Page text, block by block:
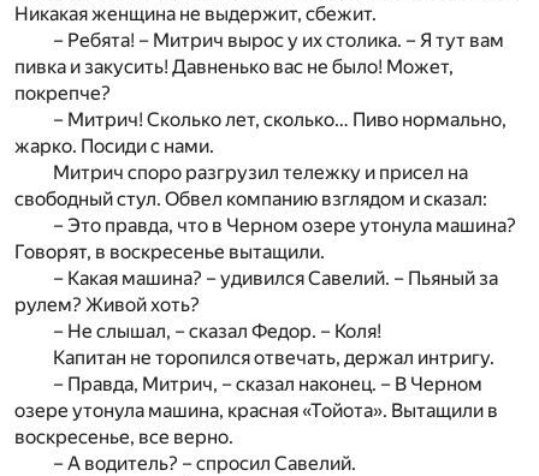
Никакая женщина не выдержит, сбежит.
– Ребята! – Митрич вырос у их столика. – Я тут вам
пивка и закусить! Давненько вас не было! Может,
покрепче?
– Митрич! Сколько лет, сколько… Пиво нормально,
жарко. Посиди с нами.
Митрич споро разгрузил тележку и присел на
свободный стул. Обвел компанию взглядом и сказал:
– Это правда, что в Черном озере утонула машина?
Говорят, в воскресенье вытащили.
– Какая машина? – удивился Савелий. – Пьяный за
рулем? Живой хоть?
– Не слышал, – сказал Федор. – Коля!
Капитан не торопился отвечать, держал интригу.
– Правда, Митрич, – сказал наконец. – В Черном
озере утонула машина, красная «Тойота». Вытащили в
воскресенье, все верно.
– А водитель? – спросил Савелий.